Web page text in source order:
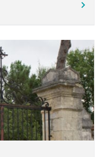
chevron_right